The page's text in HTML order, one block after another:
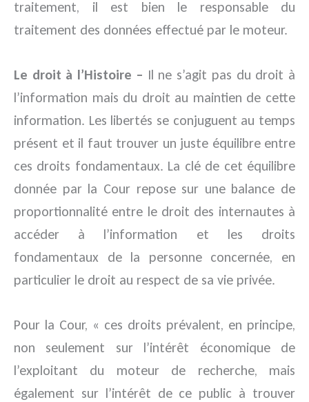
traitement, il est bien le responsable du
traitement des données effectué par le moteur.
Le droit à l’Histoire – Il ne s’agit pas du droit à
l’information mais du droit au maintien de cette
information. Les libertés se conjuguent au temps
présent et il faut trouver un juste équilibre entre
ces droits fondamentaux. La clé de cet équilibre
donnée par la Cour repose sur une balance de
proportionnalité entre le droit des internautes à
accéder à l’information et les droits
fondamentaux de la personne concernée, en
particulier le droit au respect de sa vie privée.
Pour la Cour, « ces droits prévalent, en principe,
non seulement sur l’intérêt économique de
l’exploitant du moteur de recherche, mais
également sur l’intérêt de ce public à trouver